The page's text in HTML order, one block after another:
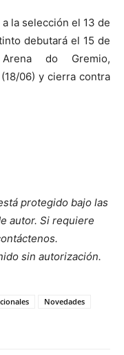
la selección el 13 de
debutará el 15 de
do Gremio,
06) y cierra contra
protegido bajo las
autor. Si requiere
sin autorización.
Novedades